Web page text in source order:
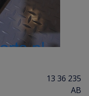
13 36 235
AB